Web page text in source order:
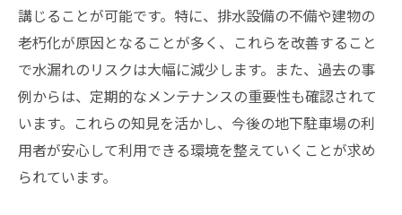
講じることが可能です。特に、排水設備の不備や建物の
老朽化が原因となることが多く、これらを改善すること
で水漏れのリスクは大幅に減少します。また、過去の事
例からは、定期的なメンテナンスの重要性も確認されて
います。これらの知見を活かし、今後の地下駐車場の利
用者が安心して利用できる環境を整えていくことが求め
られています。